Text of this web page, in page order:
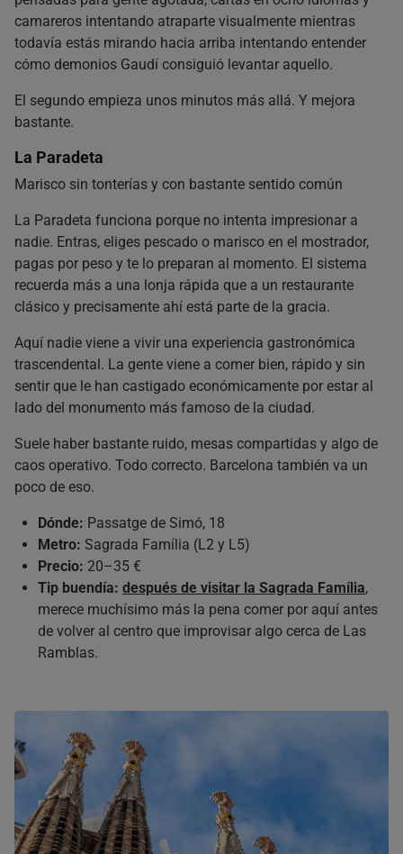
camareros intentando atraparte visualmente mientras
todavía estás mirando hacia arriba intentando entender
cómo demonios Gaudí consiguió levantar aquello.
El segundo empieza unos minutos más allá. Y mejora
bastante.
La Paradeta
Marisco sin tonterías y con bastante sentido común
La Paradeta funciona porque no intenta impresionar a
nadie. Entras, eliges pescado o marisco en el mostrador,
pagas por peso y te lo preparan al momento. El sistema
recuerda más a una lonja rápida que a un restaurante
clásico y precisamente ahí está parte de la gracia.
Aquí nadie viene a vivir una experiencia gastronómica
trascendental. La gente viene a comer bien, rápido y sin
sentir que le han castigado económicamente por estar al
lado del monumento más famoso de la ciudad.
Suele haber bastante ruido, mesas compartidas y algo de
caos operativo. Todo correcto. Barcelona también va un
poco de eso.
Dónde: Passatge de Simó, 18
Metro: Sagrada Família (L2 y L5)
Precio: 20–35 €
Tip buendía: después de visitar la Sagrada Família,
merece muchísimo más la pena comer por aquí antes
de volver al centro que improvisar algo cerca de Las
Ramblas.